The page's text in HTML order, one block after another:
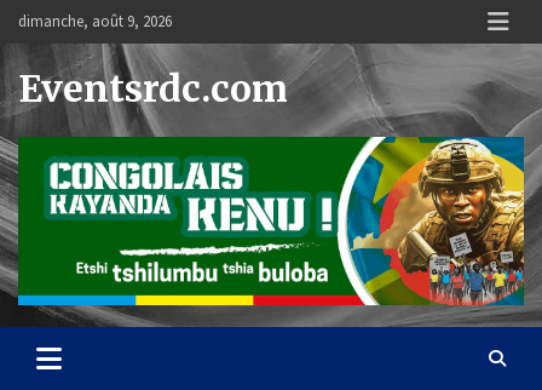
Skip
content
dimanche, août 9, 2026
Eventsrdc.com